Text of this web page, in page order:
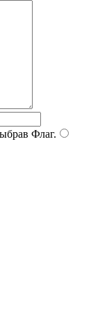
Флаг.